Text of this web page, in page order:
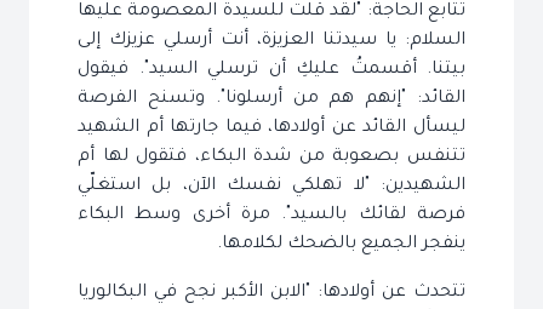
تتابع الحاجة: "لقد قلت للسيدة المعصومة عليها
السلام: يا سيدتنا العزيزة، أنت أرسلي عزيزك إلى
بيتنا. أقسمتُ عليكِ أن ترسلي السيد". فيقول
القائد: "إنهم هم من أرسلونا". وتسنح الفرصة
ليسأل القائد عن أولادها، فيما جارتها أم الشهيد
تتنفس بصعوبة من شدة البكاء، فتقول لها أم
الشهيدين: "لا تهلكي نفسك الآن، بل استغلّي
فرصة لقائك بالسيد". مرة أخرى وسط البكاء
ينفجر الجميع بالضحك لكلامها.
تتحدث عن أولادها: "الابن الأكبر نجح في البكالوريا